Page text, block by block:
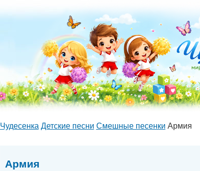
Чудесенка Детские песни Cмешные песенки Армия
Армия